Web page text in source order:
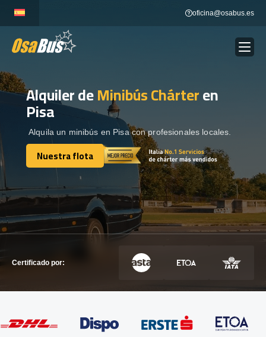
content
oficina@osabus.es
ALQUILER DE AUTOCARES Show dropdown
DESTINOS
RECORRIDAS Show dropdown
Alquiler deMinibús Chárteren
Pisa
Alquila un minibús en Pisa con profesionales locales.
Nuestra flota
Nuestra flota
Certificado por: